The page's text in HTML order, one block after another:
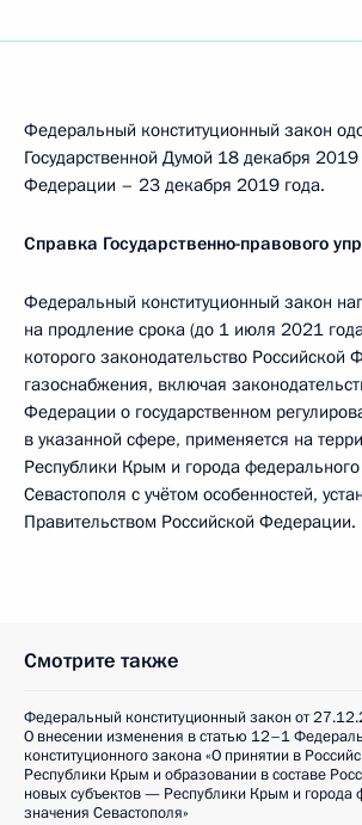
Федеральный конституционный закон
Государственной Думой 18 декабря
Федерации – 23 декабря 2019 года.
Справка Государственно-правового
Федеральный конституционный закон
на продление срока (до 1 июля 2021
которого законодательство
газоснабжения, включая
Федерации о государственном
в указанной сфере, применяется на
Республики Крым и города
Севастополя с учётом особенностей,
Правительством Российской Федерации.
Смотрите также
Федеральный конституционный закон от
О внесении изменения в статью 12–1
конституционного закона «О принятии в
Республики Крым и образовании в составе
новых субъектов — Республики Крым и города
значения Севастополя»